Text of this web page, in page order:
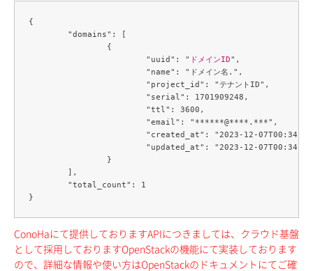
{
			"uuid": "
ドメインID",
ConoHaにて提供しておりますAPIにつきましては、クラウド基盤
として採用しておりますOpenStackの機能にて実装しております
ので、詳細な情報や使い方はOpenStackのドキュメントにてご確